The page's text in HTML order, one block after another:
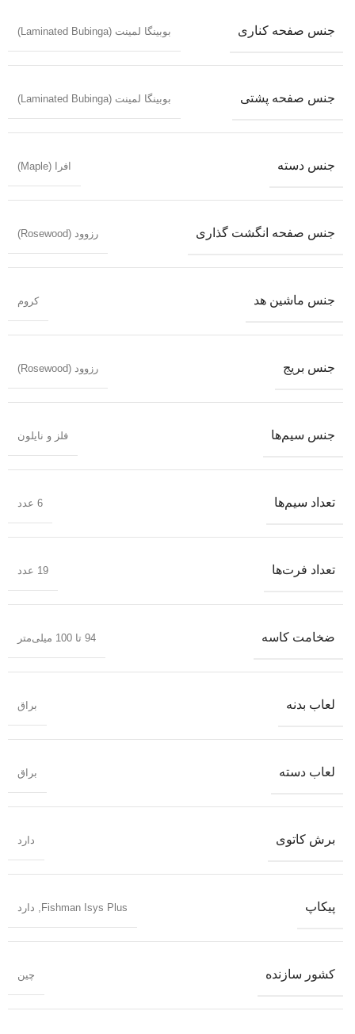
جنس صفحه کناری بوبینگا لمینت (Laminated Bubinga)
جنس صفحه پشتی بوبینگا لمینت (Laminated Bubinga)
جنس دسته افرا (Maple)
جنس صفحه انگشت گذاری رزوود (Rosewood)
جنس ماشین هد کروم
جنس بریج رزوود (Rosewood)
جنس سیم‌ها فلز و نایلون
تعداد سیم‌ها 6 عدد
تعداد فرت‌ها 19 عدد
ضخامت کاسه 94 تا 100 میلی‌متر
لعاب بدنه براق
لعاب دسته براق
برش کاتوی دارد
پیکاپ Fishman Isys Plus دارد
کشور سازنده چین